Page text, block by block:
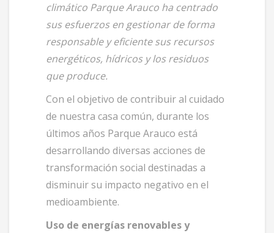
climático Parque Arauco ha centrado
sus esfuerzos en gestionar de forma
responsable y eficiente sus recursos
energéticos, hídricos y los residuos
que produce.
Con el objetivo de contribuir al cuidado
de nuestra casa común, durante los
últimos años Parque Arauco está
desarrollando diversas acciones de
transformación social destinadas a
disminuir su impacto negativo en el
medioambiente.
Uso de energías renovables y